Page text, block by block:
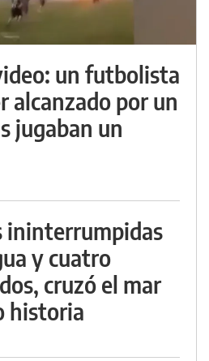
un futbolista
alcanzado por un
jugaban un
ininterrumpidas
y cuatro
cruzó el mar
historia